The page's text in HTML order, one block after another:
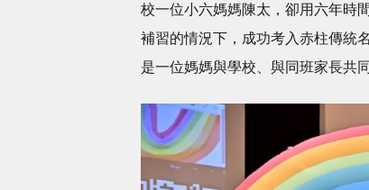
校一位小六媽媽陳太，卻用六年時
補習的情況下，成功考入赤柱傳統
是一位媽媽與學校、與同班家長共